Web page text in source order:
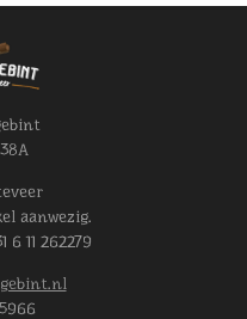
aanwezig.
6 11 262279